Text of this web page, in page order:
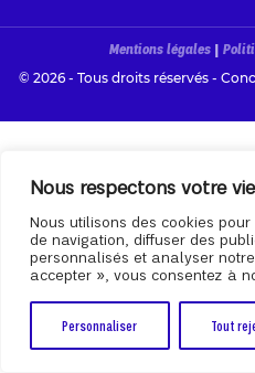
Nous respectons votre
Nous utilisons des cookies
de navigation, diffuser des
personnalisés et analyser
accepter », vous consentez à
Personnaliser Tout
Mentions légales |
© 2026 - Tous droits réservés -